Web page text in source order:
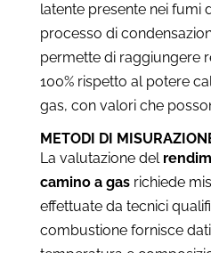
latente presente nei fumi
processo di
permette di raggiungere
100% rispetto al potere
gas, con valori che
METODI DI
La valutazione del
camino a gasrichiede
effettuate da tecnici
combustione fornisce